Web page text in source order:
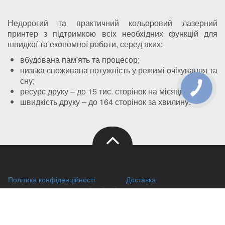
Недорогий та практичний кольоровий лазерний
принтер з підтримкою всіх необхідних функцій для
швидкої та економної роботи, серед яких:
вбудована пам'ять та процесор;
низька споживана потужність у режимі очікування та
сну;
ресурс друку – до 15 тис. сторінок на місяць;
швидкість друку – до 164 сторінок за хвилину.
Політика конфіденційності
Правила зберігання кукі (cookies)
Доставка
Оплата